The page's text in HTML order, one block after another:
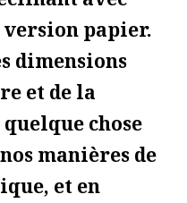
version papier.
dimensions
et de la
chose
manières de
et en